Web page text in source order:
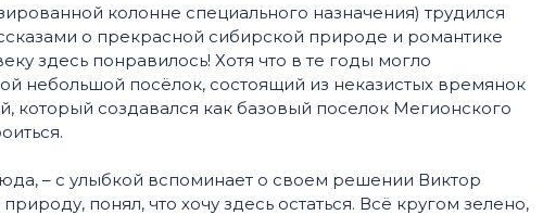
колонне специального назначения) трудился
о прекрасной сибирской природе и романтике
здесь понравилось! Хотя что в те годы могло
небольшой посёлок, состоящий из неказистых времянок
который создавался как базовый поселок Мегионского
– с улыбкой вспоминает о своем решении Виктор
понял, что хочу здесь остаться. Всё кругом зелено,